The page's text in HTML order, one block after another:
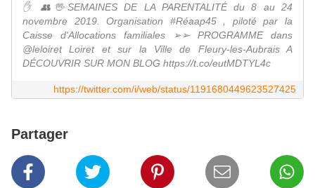
✋ 👥🖖SEMAINES DE LA PARENTALITÉ du 8 au 24
novembre 2019. Organisation #Réaap45 , piloté par la
Caisse d'Allocations familiales ➢➢ PROGRAMME dans
@leloiret Loiret et sur la Ville de Fleury-les-Aubrais A
DÉCOUVRIR SUR MON BLOG https://t.co/eutMDTYL4c
https://twitter.com/i/web/status/1191680449623527425
Partager